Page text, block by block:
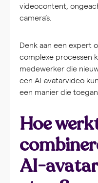
videocontent,
camera’s.
Denk aan een expert
complexe processen
medewerker die
een AI-avatarvideo
een manier die
Hoe
AI-